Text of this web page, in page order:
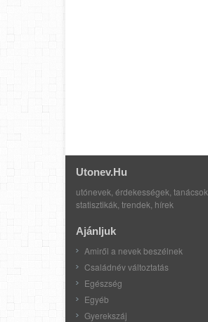
Utonev.hu
utónevek, érdekességek, tanácsok,
statisztikák, trendek, hírek
Ajánljuk
Amiről a nevek beszélnek
Családnév változtatás
Egészség
Egyéb
Gyerekszáj